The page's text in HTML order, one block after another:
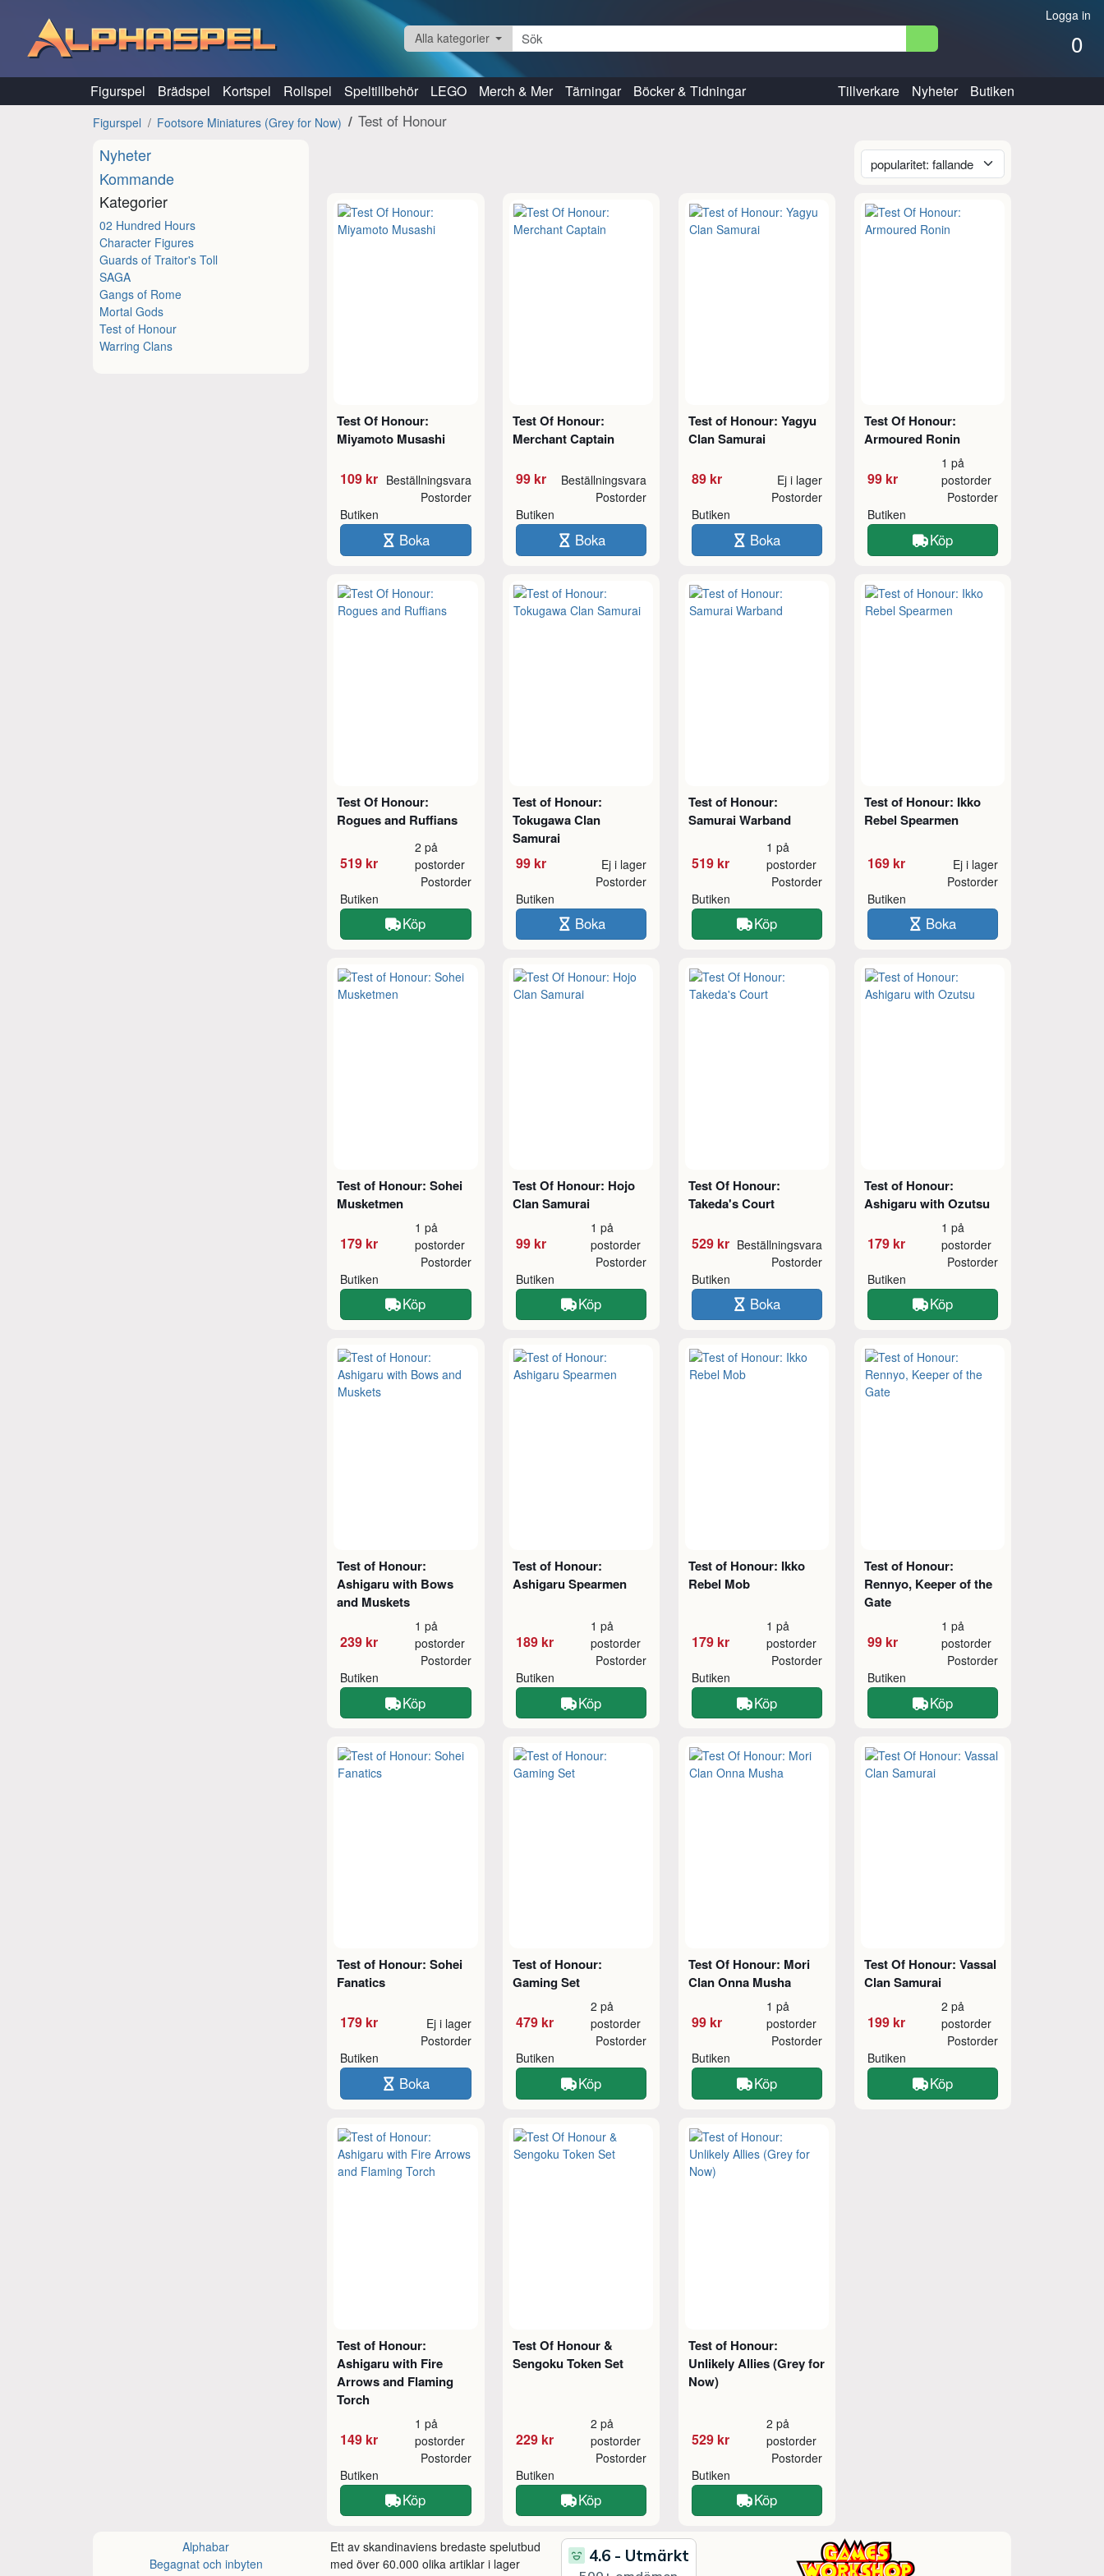
Logga in
0
Alla kategorier
Figurspel Brädspel Kortspel Rollspel Speltillbehör LEGO Merch & Mer Tärningar Böcker & Tidningar Tillverkare Nyheter Butiken
Figurspel Footsore Miniatures (Grey for Now) Test of Honour
Nyheter
Kommande
Kategorier
02 Hundred Hours
Character Figures
Guards of Traitor's Toll
SAGA
Gangs of Rome
Mortal Gods
Test of Honour
Warring Clans
Test Of Honour:
Miyamoto Musashi
109 kr Beställningsvara
Butiken
Postorder
Boka
Test Of Honour:
Merchant Captain
99 kr Beställningsvara
Butiken
Postorder
Boka
Test of Honour: Yagyu
Clan Samurai
89 kr Ej i lager
Butiken
Postorder
Boka
Test Of Honour:
Armoured Ronin
99 kr
1 på
postorder
Butiken
Postorder
Köp
Test Of Honour:
Rogues and Ruffians
519 kr
2 på
postorder
Butiken
Postorder
Köp
Test of Honour:
Tokugawa Clan
Samurai
99 kr Ej i lager
Butiken
Postorder
Boka
Test of Honour:
Samurai Warband
519 kr
1 på
postorder
Butiken
Postorder
Köp
Test of Honour: Ikko
Rebel Spearmen
169 kr Ej i lager
Butiken
Postorder
Boka
Test of Honour: Sohei
Musketmen
179 kr
1 på
postorder
Butiken
Postorder
Köp
Test Of Honour: Hojo
Clan Samurai
99 kr
1 på
postorder
Butiken
Postorder
Köp
Test Of Honour:
Takeda's Court
529 kr Beställningsvara
Butiken
Postorder
Boka
Test of Honour:
Ashigaru with Ozutsu
179 kr
1 på
postorder
Butiken
Postorder
Köp
Test of Honour:
Ashigaru with Bows
and Muskets
239 kr
1 på
postorder
Butiken
Postorder
Köp
Test of Honour:
Ashigaru Spearmen
189 kr
1 på
postorder
Butiken
Postorder
Köp
Test of Honour: Ikko
Rebel Mob
179 kr
1 på
postorder
Butiken
Postorder
Köp
Test of Honour:
Rennyo, Keeper of the
Gate
99 kr
1 på
postorder
Butiken
Postorder
Köp
Test of Honour: Sohei
Fanatics
179 kr Ej i lager
Butiken
Postorder
Boka
Test of Honour:
Gaming Set
479 kr
2 på
postorder
Butiken
Postorder
Köp
Test Of Honour: Mori
Clan Onna Musha
99 kr
1 på
postorder
Butiken
Postorder
Köp
Test Of Honour: Vassal
Clan Samurai
199 kr
2 på
postorder
Butiken
Postorder
Köp
Test of Honour:
Ashigaru with Fire
Arrows and Flaming
Torch
149 kr
1 på
postorder
Butiken
Postorder
Köp
Test Of Honour &
Sengoku Token Set
229 kr
2 på
postorder
Butiken
Postorder
Köp
Test of Honour:
Unlikely Allies (Grey for
Now)
529 kr
2 på
postorder
Butiken
Postorder
Köp
Alphabar
Begagnat och inbyten
Ett av skandinaviens bredaste spelutbud
med över 60.000 olika artiklar i lager